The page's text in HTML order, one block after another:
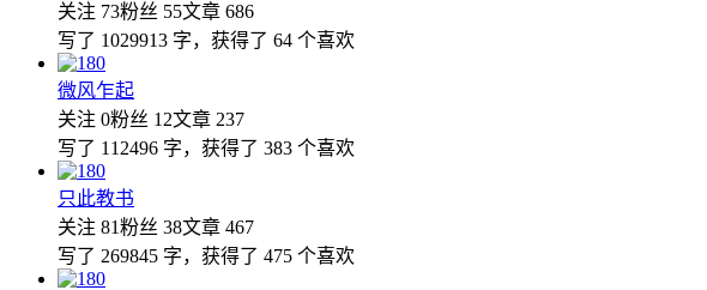
关注 73粉丝 55文章 686
写了 1029913 字，获得了 64 个喜欢
微风乍起
关注 0粉丝 12文章 237
写了 112496 字，获得了 383 个喜欢
只此教书
关注 81粉丝 38文章 467
写了 269845 字，获得了 475 个喜欢